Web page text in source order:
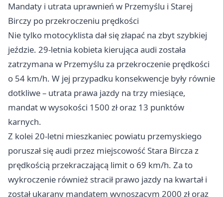
Mandaty i utrata uprawnień w Przemyślu i Starej
Birczy po przekroczeniu prędkości
Nie tylko motocyklista dał się złapać na zbyt szybkiej
jeździe. 29-letnia kobieta kierująca audi została
zatrzymana w Przemyślu za przekroczenie prędkości
o 54 km/h. W jej przypadku konsekwencje były równie
dotkliwe – utrata prawa jazdy na trzy miesiące,
mandat w wysokości 1500 zł oraz 13 punktów
karnych.
Z kolei 20-letni mieszkaniec powiatu przemyskiego
poruszał się audi przez miejscowość Stara Bircza z
prędkością przekraczającą limit o 69 km/h. Za to
wykroczenie również stracił prawo jazdy na kwartał i
został ukarany mandatem wynoszącym 2000 zł oraz